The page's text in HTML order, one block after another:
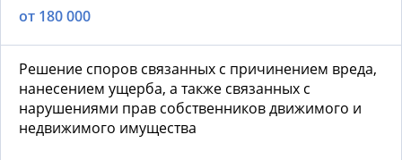
от 180 000
Решение споров связанных с причинением вреда,
нанесением ущерба, а также связанных с
нарушениями прав собственников движимого и
недвижимого имущества